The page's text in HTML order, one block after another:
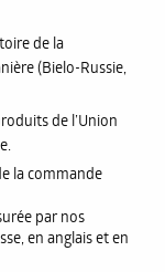
de la
(Bielo-Russie,
de l’Union
la commande
par nos
en anglais et en